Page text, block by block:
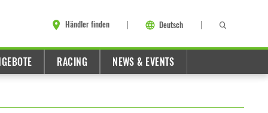
Händler finden Deutsch
RACING NEWS & EVENTS